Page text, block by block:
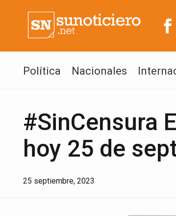
Política Nacionales
#SinCensura
hoy 25 de
25 septiembre, 2023